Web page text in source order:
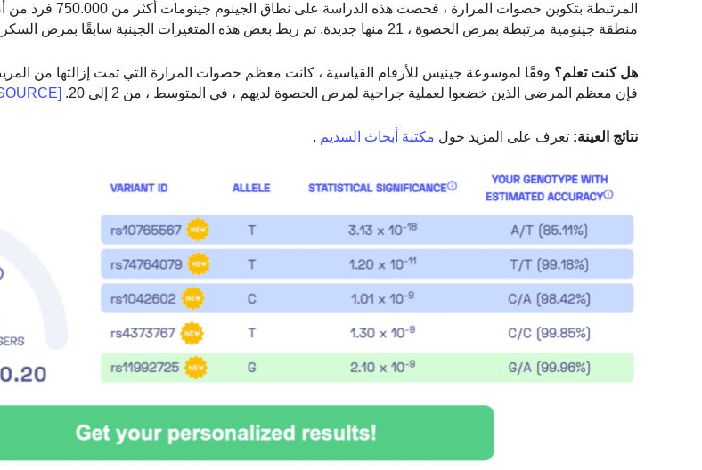
منطقة جينومية مرتبطة بمرض الحصوة ، 21 منها جديدة. تم ربط بعض هذه المتغيرات الجينية سابقًا بمرض السكري واستقلاب الدهون.
هل كنت تعلم؟
فإن معظم المرضى الذين خضعوا لعملية جراحية لمرض الحصوة لديهم ، في المتوسط ، من 2 إلى 20.
[SOURCE]
نتائج العينة: تعرف على المزيد حول مكتبة أبحاث السديم .